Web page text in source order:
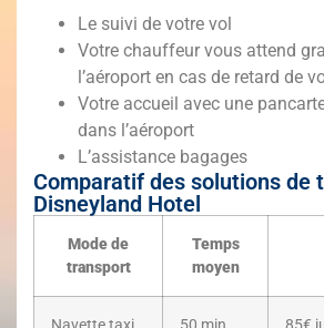
Le suivi de votre vol
Votre chauffeur vous attend
l’aéroport en cas de retard de
Votre accueil avec une
dans l’aéroport
L’assistance bagages
Comparatif des solutions de
Disneyland Hotel
Mode de
transport
Temps
moyen